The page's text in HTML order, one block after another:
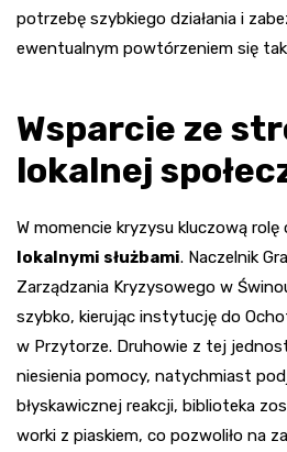
potrzebę szybkiego działania i
ewentualnym powtórzeniem się
Wsparcie ze
lokalnej
W momencie kryzysu kluczową rolę
lokalnymi służbami. Naczelnik
Zarządzania Kryzysowego w
szybko, kierując instytucję do
w Przytorze. Druhowie z tej
niesienia pomocy, natychmiast
błyskawicznej reakcji, biblioteka
worki z piaskiem, co pozwoliło na